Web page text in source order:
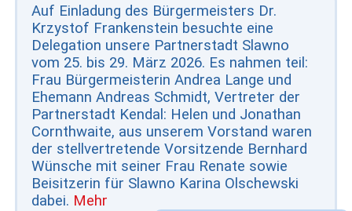
Auf Einladung des Bürgermeisters Dr.
Krzystof Frankenstein besuchte eine
Delegation unsere Partnerstadt Slawno
vom 25. bis 29. März 2026. Es nahmen teil:
Frau Bürgermeisterin Andrea Lange und
Ehemann Andreas Schmidt, Vertreter der
Partnerstadt Kendal: Helen und Jonathan
Cornthwaite, aus unserem Vorstand waren
der stellvertretende Vorsitzende Bernhard
Wünsche mit seiner Frau Renate sowie
Beisitzerin für Slawno Karina Olschewski
dabei. Mehr